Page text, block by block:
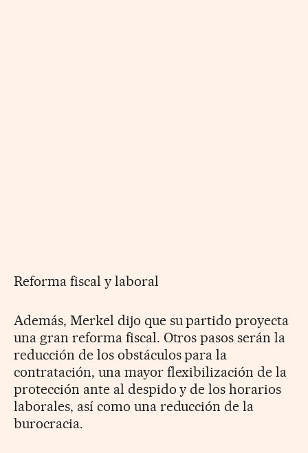
Reforma fiscal y laboral
Además, Merkel dijo que su partido proyecta
una gran reforma fiscal. Otros pasos serán la
reducción de los obstáculos para la
contratación, una mayor flexibilización de la
protección ante al despido y de los horarios
laborales, así como una reducción de la
burocracia.